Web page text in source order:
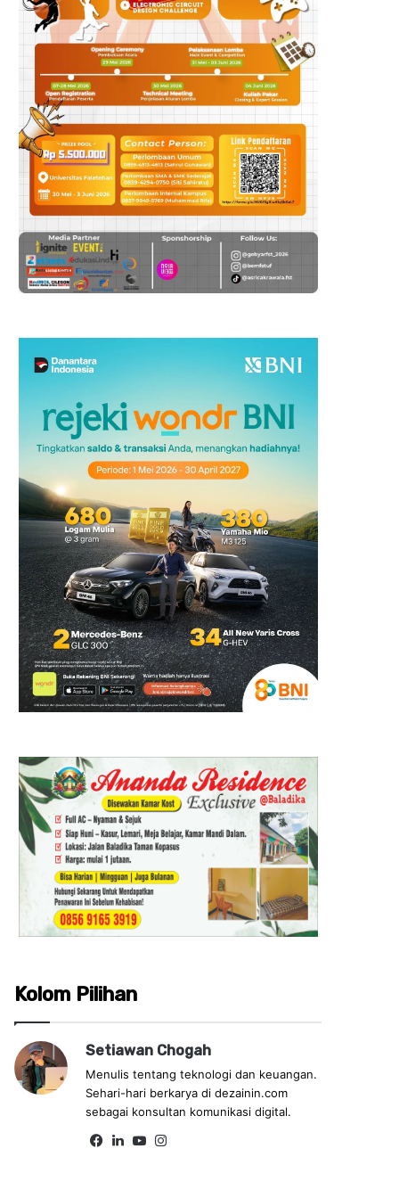
Kolom Pilihan
Setiawan Chogah
Menulis tentang teknologi dan keuangan.
Sehari-hari berkarya di dezainin.com
sebagai konsultan komunikasi digital.
Fa Lin Yo